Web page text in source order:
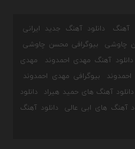
آهنگ
دانلود آهنگ جدید ایرانی
چاوشی
بیوگرافی محسن چاوشی
دانلود آهنگ مهدی احمدوند
مهدی
بیوگرافی مهدی احمدوند
دانلود آهنگ های حمید هیراد
دانلود
آهنگ های ابی عالی
دانلود آهنگ